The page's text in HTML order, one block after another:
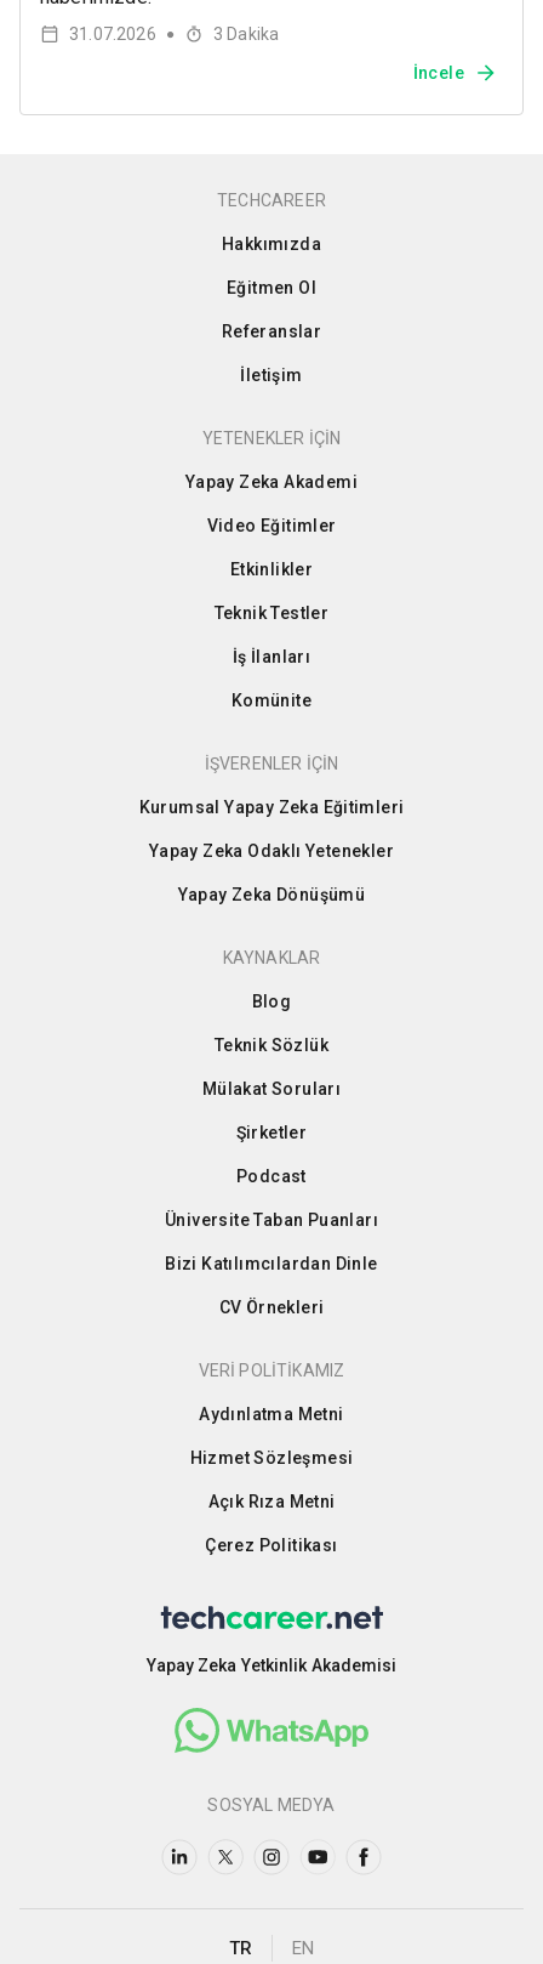
31.07.2026 ● 3 Dakika
İncele
TECHCAREER
Hakkımızda
Eğitmen Ol
Referanslar
İletişim
YETENEKLER İÇİN
Yapay Zeka Akademi
Video Eğitimler
Etkinlikler
Teknik Testler
İş İlanları
Komünite
İŞVERENLER İÇİN
Kurumsal Yapay Zeka Eğitimleri
Yapay Zeka Odaklı Yetenekler
Yapay Zeka Dönüşümü
KAYNAKLAR
Blog
Teknik Sözlük
Mülakat Soruları
Şirketler
Podcast
Üniversite Taban Puanları
Bizi Katılımcılardan Dinle
CV Örnekleri
VERİ POLİTİKAMIZ
Aydınlatma Metni
Hizmet Sözleşmesi
Açık Rıza Metni
Çerez Politikası
Yapay Zeka Yetkinlik Akademisi
SOSYAL MEDYA
TR EN